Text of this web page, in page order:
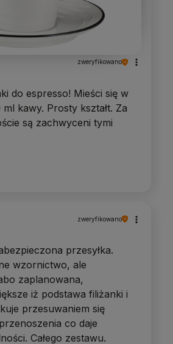
zweryfikowano
do espresso! Mieści się w
kawy. Prosty kształt. Za
są zachwyceni tymi
zweryfikowano
przesyłka.
wzornictwo, ale
zaplanowana,
iż podstawa filiżanki i
przesuwaniem się
co daje
Całego zestawu.